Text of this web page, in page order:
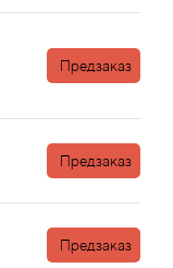
Предзаказ
Предзаказ
Предзаказ